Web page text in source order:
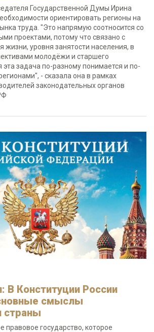
Государственной Думы Ирина
ориентировать регионы на
труда. "Это напрямую соотносится со
проектами, потому что связано с
уровня занятости населения, в
молодёжи и старшего
эта задача по-разному понимается и по-
- сказала она в рамках
законодательных органов
В Конституции России
смыслы
страны
правовое государство, которое